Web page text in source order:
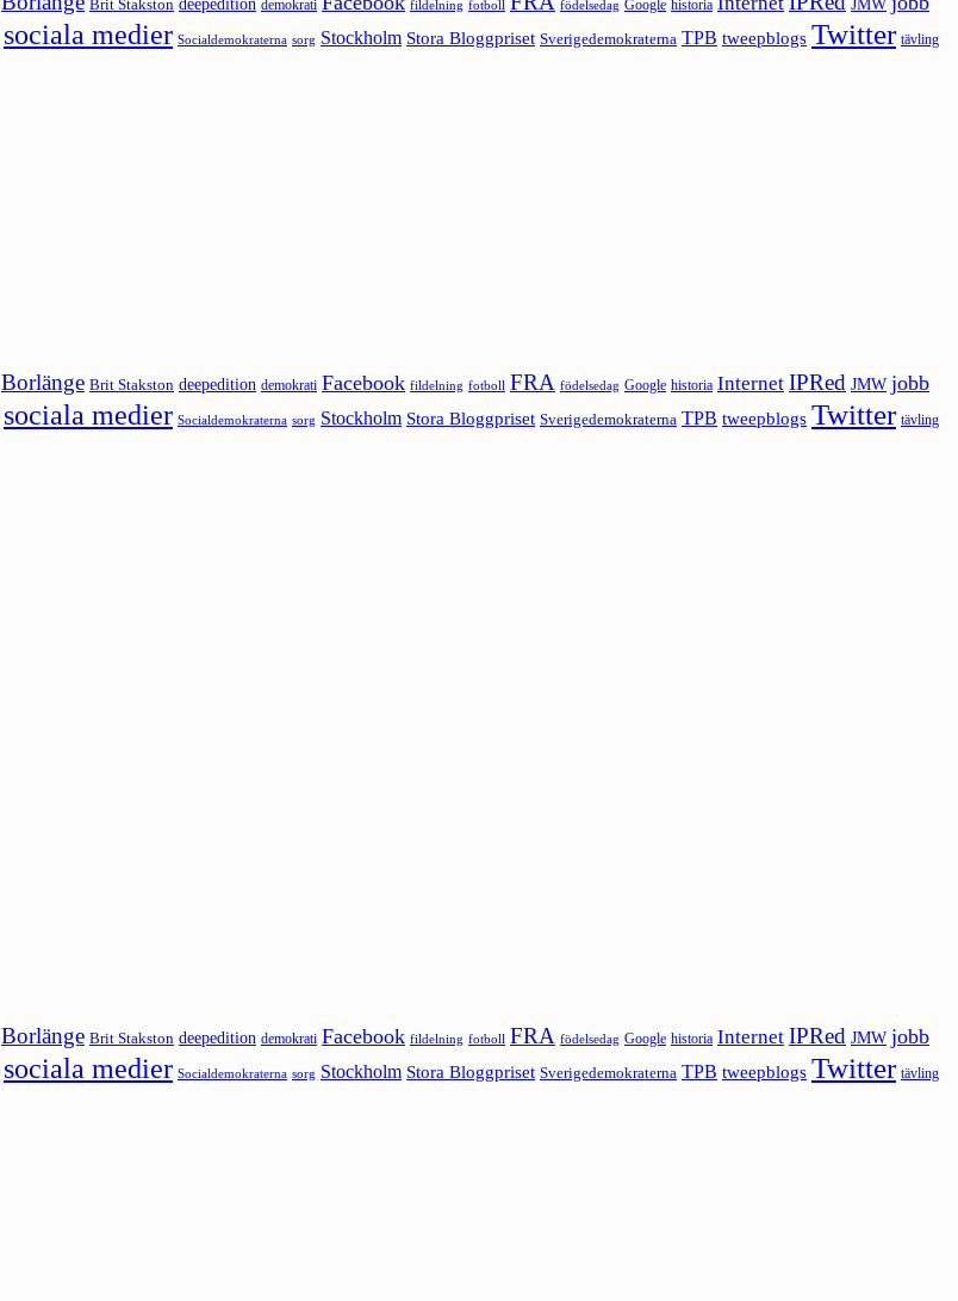
Brit Stakston demokrati fildelning fotboll födelsedag Google historia JMW
sociala medier Socialdemokraterna sorg Stockholm Stora Bloggpriset Sverigedemokraterna TPB tweepblogs Twitter tävling
Borlänge Brit Stakston deepedition demokrati Facebook fildelning fotboll FRA födelsedag Google historia Internet IPRed JMW jobb
sociala medier Socialdemokraterna sorg Stockholm Stora Bloggpriset Sverigedemokraterna TPB tweepblogs Twitter tävling
Borlänge Brit Stakston deepedition demokrati Facebook fildelning fotboll FRA födelsedag Google historia Internet IPRed JMW jobb
sociala medier Socialdemokraterna sorg Stockholm Stora Bloggpriset Sverigedemokraterna TPB tweepblogs Twitter tävling